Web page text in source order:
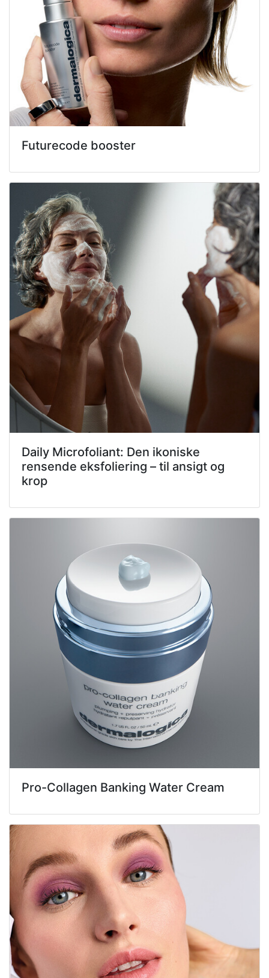
Futurecode booster
Daily Microfoliant: Den ikoniske
rensende eksfoliering – til ansigt og
krop
Pro-Collagen Banking Water Cream